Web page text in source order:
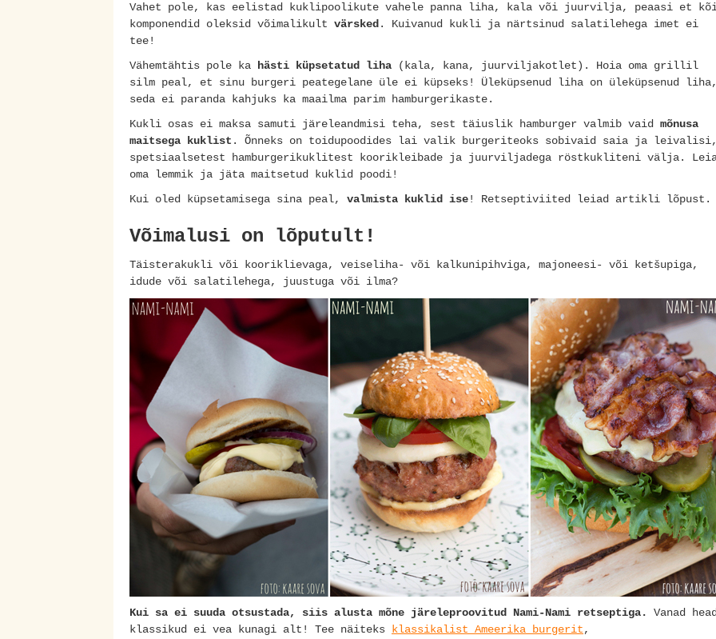
Vahet pole, kas eelistad kuklipoolikute vahele panna liha, kala või juurvilja, peaasi et
komponendid oleksid võimalikult värsked. Kuivanud kukli ja närtsinud salatilehega imet ei
tee!
Vähemtähtis pole ka hästi küpsetatud liha (kala, kana, juurviljakotlet). Hoia oma grillil
silm peal, et sinu burgeri peategelane üle ei küpseks! Üleküpsenud liha on üleküpsenud
seda ei paranda kahjuks ka maailma parim hamburgerikaste.
Kukli osas ei maksa samuti järeleandmisi teha, sest täiuslik hamburger valmib vaid mõnusa
maitsega kuklist . Õnneks on toidupoodides lai valik burgeriteoks sobivaid saia ja
spetsiaalsetest hamburgerikuklitest koorikleibade ja juurviljadega röstkukliteni välja.
oma lemmik ja jäta maitsetud kuklid poodi!
Kui oled küpsetamisega sina peal, valmista kuklid ise! Retseptiviited leiad artikli lõpust.
Võimalusi on lõputult!
Täisterakukli või kooriklievaga, veiseliha- või kalkunipihviga, majoneesi- või ketšupiga,
idude või salatilehega, juustuga või ilma?
Kui sa ei suuda otsustada, siis alusta mõne järeleproovitud Nami-Nami retseptiga. Vanad
klassikud ei vea kunagi alt! Tee näiteks klassikalist Ameerika burgerit,